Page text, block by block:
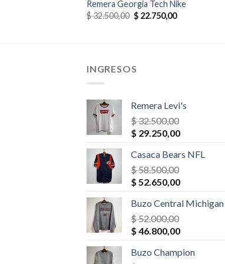
Remera Georgia Tech Nike
$32.500,00 El
precio
$ 22.750,00El
INGRESOS
Remera Levi's
$32.500,00
El
original
era:
$ 32.500,00.
$ 29.250,00El
actual
$ 29.250,00.
Casaca Bears NFL
$58.500,00
El
original
era:
$ 58.500,00.
$ 52.650,00El
actual
$ 52.650,00.
Buzo Central Michigan
$52.000,00
El
original
$ 46.800,00El
actual
Buzo Champion